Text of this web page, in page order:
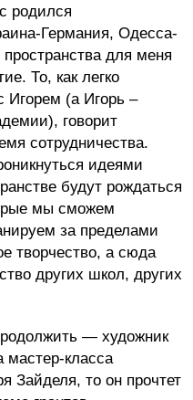
родился
Германия, Одесса-
для меня
То, как легко
Игорем (а Игорь –
говорит
сотрудничества.
идеями
будут рождаться
мы сможем
за пределами
творчество, а сюда
других школ, других
— художник
мастер-класса
Зайделя, то он прочтет